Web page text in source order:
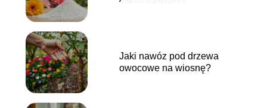
Jaki nawóz pod drzewa
owocowe na wiosnę?